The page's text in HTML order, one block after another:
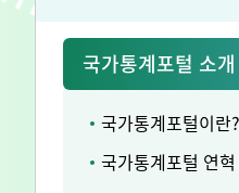
국가통계포털 소개
국가통계포털이란?
국가통계포털 연혁